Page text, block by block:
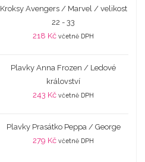
Kroksy Avengers / Marvel / velikost
22 - 33
218 Kč včetně DPH
Plavky Anna Frozen / Ledové
království
243 Kč včetně DPH
Plavky Prasátko Peppa / George
279 Kč včetně DPH